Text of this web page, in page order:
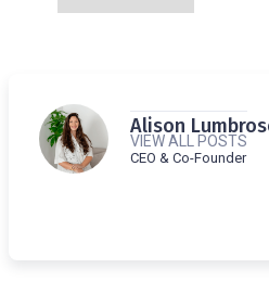
Alison
CEO & Co-Founder
VIEW ALL POSTS